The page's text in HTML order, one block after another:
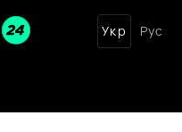
Укр Рус